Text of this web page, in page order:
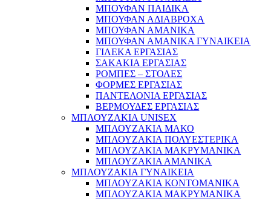
ΜΠΟΥΦΑΝ ΠΑΙΔΙΚΑ
ΜΠΟΥΦΑΝ ΑΔΙΑΒΡΟΧΑ
ΜΠΟΥΦΑΝ ΑΜΑΝΙΚΑ
ΜΠΟΥΦΑΝ ΑΜΑΝΙΚΑ ΓΥΝΑΙΚΕΙΑ
ΓΙΛΕΚΑ ΕΡΓΑΣΙΑΣ
ΣΑΚΑΚΙΑ ΕΡΓΑΣΙΑΣ
ΡΟΜΠΕΣ – ΣΤΟΛΕΣ
ΦΟΡΜΕΣ ΕΡΓΑΣΙΑΣ
ΠΑΝΤΕΛΟΝΙΑ ΕΡΓΑΣΙΑΣ
ΒΕΡΜΟΥΔΕΣ ΕΡΓΑΣΙΑΣ
ΜΠΛΟΥΖΑΚΙΑ UNISEX
ΜΠΛΟΥΖΑΚΙΑ ΜΑΚΟ
ΜΠΛΟΥΖΑΚΙΑ ΠΟΛΥΕΣΤΕΡΙΚΑ
ΜΠΛΟΥΖΑΚΙΑ ΜΑΚΡΥΜΑΝΙΚΑ
ΜΠΛΟΥΖΑΚΙΑ ΑΜΑΝΙΚΑ
ΜΠΛΟΥΖΑΚΙΑ ΓΥΝΑΙΚΕΙΑ
ΜΠΛΟΥΖΑΚΙΑ ΚΟΝΤΟΜΑΝΙΚΑ
ΜΠΛΟΥΖΑΚΙΑ ΜΑΚΡΥΜΑΝΙΚΑ